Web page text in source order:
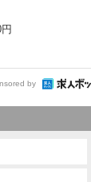
by